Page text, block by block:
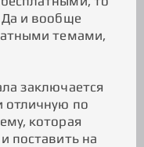
и вообще
темами,
заключается
отличную по
которая
поставить на